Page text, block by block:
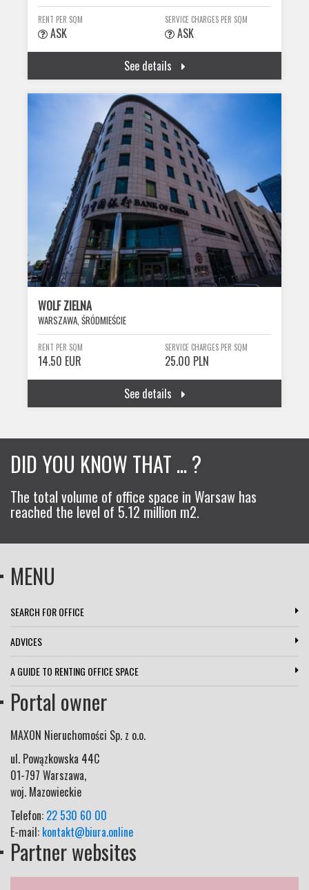
RENT PER SQM
ASK
SERVICE CHARGES PER SQM
ASK
See details
WOLF ZIELNA
WARSZAWA, ŚRÓDMIEŚCIE
RENT PER SQM
14.50 EUR
SERVICE CHARGES PER SQM
25.00 PLN
See details
DID YOU KNOW THAT ... ?
The total volume of office space in Warsaw has
reached the level of 5.12 million m2.
MENU
SEARCH FOR OFFICE
ADVICES
A GUIDE TO RENTING OFFICE SPACE
Portal owner
MAXON Nieruchomości Sp. z o.o.
ul. Powązkowska 44C
01-797 Warszawa,
woj. Mazowieckie
Telefon: 22 530 60 00
E-mail: kontakt@biura.online
Partner websites